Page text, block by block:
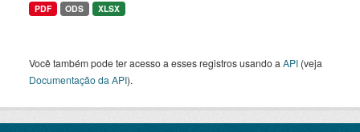
PDF ODS XLSX
Você também pode ter acesso a esses registros usando a API (veja
Documentação da API).